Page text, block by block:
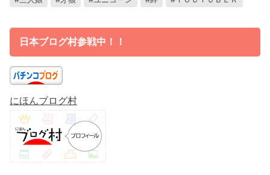
日本ブログ村参戦中！！
にほんブログ村